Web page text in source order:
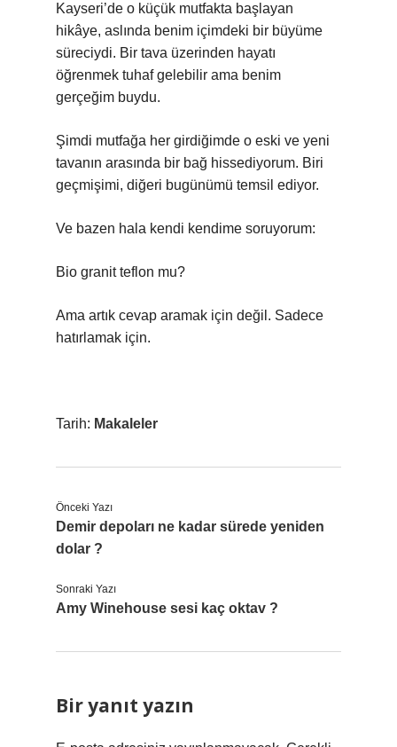
Kayseri’de o küçük mutfakta başlayan
hikâye, aslında benim içimdeki bir büyüme
süreciydi. Bir tava üzerinden hayatı
öğrenmek tuhaf gelebilir ama benim
gerçeğim buydu.
Şimdi mutfağa her girdiğimde o eski ve yeni
tavanın arasında bir bağ hissediyorum. Biri
geçmişimi, diğeri bugünümü temsil ediyor.
Ve bazen hala kendi kendime soruyorum:
Bio granit teflon mu?
Ama artık cevap aramak için değil. Sadece
hatırlamak için.
Tarih: Makaleler
Önceki Yazı
Demir depoları ne kadar sürede yeniden
dolar ?
Sonraki Yazı
Amy Winehouse sesi kaç oktav ?
Bir yanıt yazın